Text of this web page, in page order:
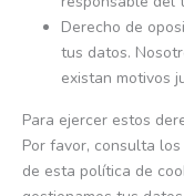
Derecho de
tus datos.
existan motivos
Para ejercer estos
Por favor, consulta
de esta política de